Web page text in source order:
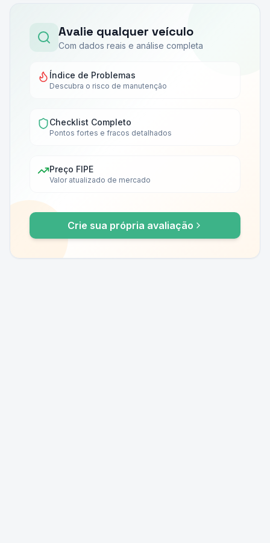
Avalie qualquer veículo
Com dados reais e análise completa
Índice de Problemas
Descubra o risco de manutenção
Checklist Completo
Pontos fortes e fracos detalhados
Preço FIPE
Valor atualizado de mercado
Crie sua própria avaliação